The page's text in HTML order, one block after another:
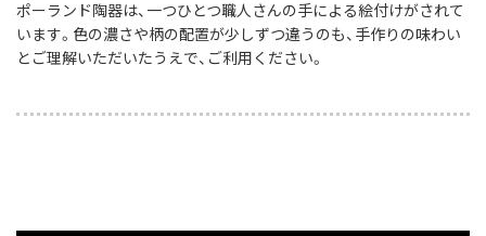
ポーランド陶器は、一つひとつ職人さんの手による絵付けがされて
います。色の濃さや柄の配置が少しずつ違うのも、手作りの味わい
とご理解いただいたうえで、ご利用ください。